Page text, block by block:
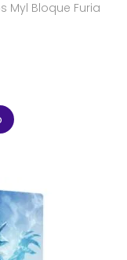
Myl Bloque Furia